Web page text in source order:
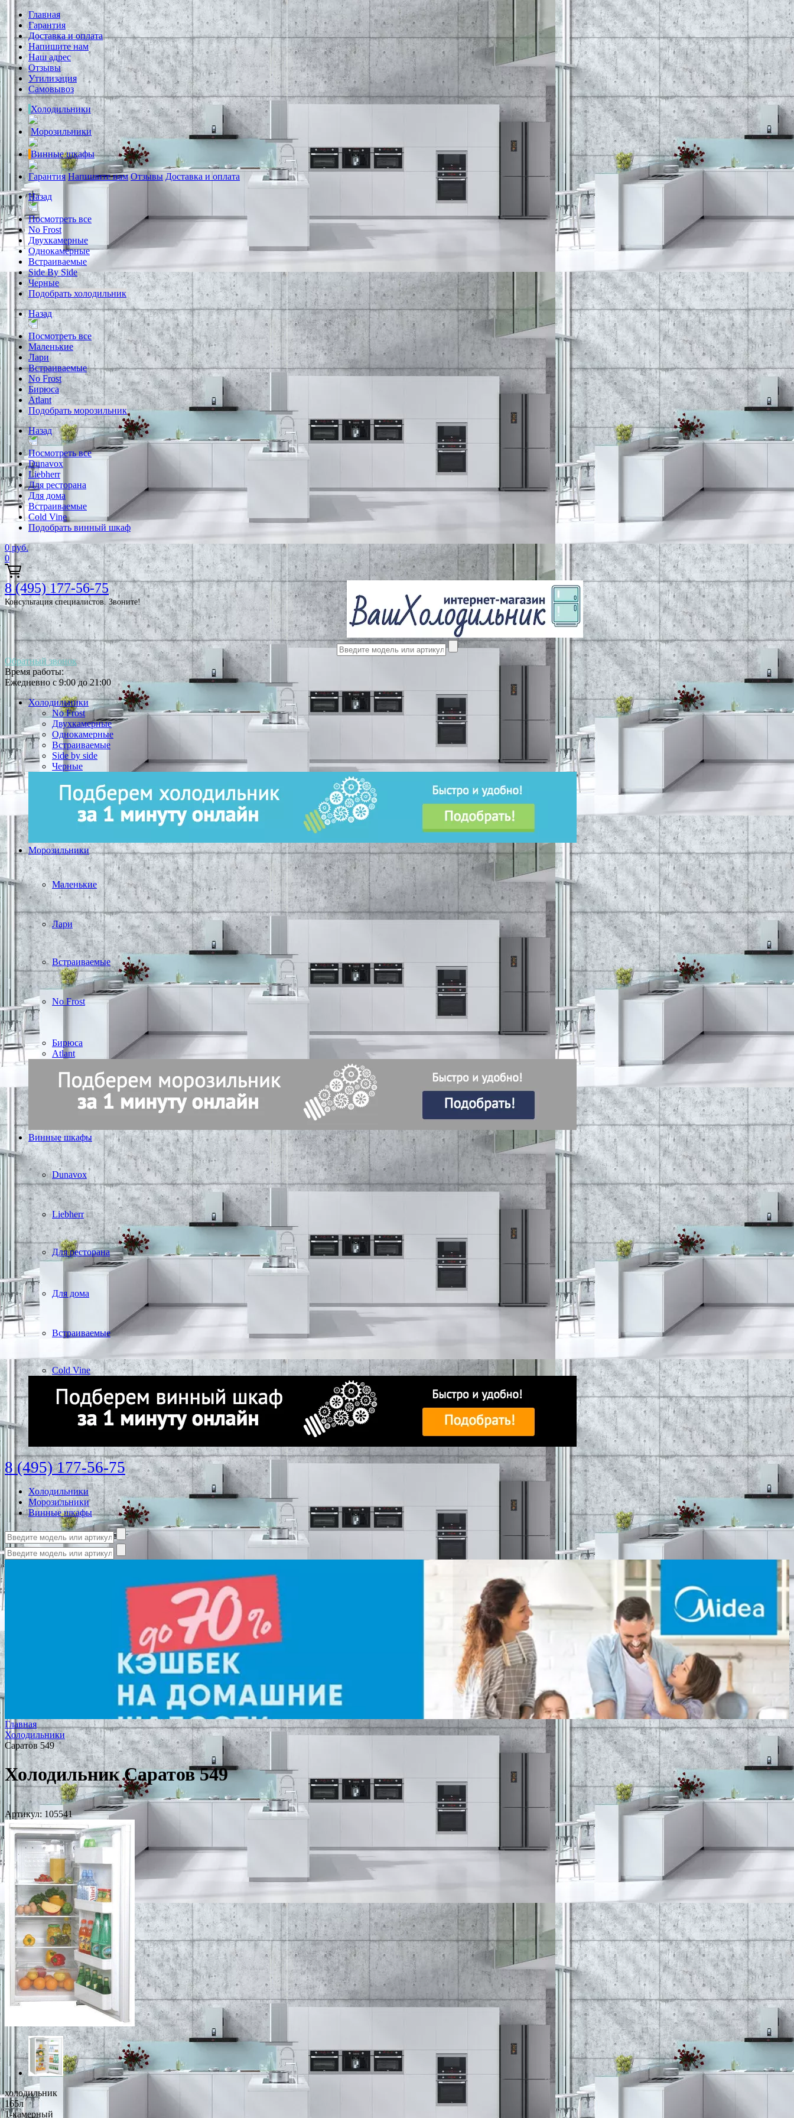
Главная
Гарантия
Доставка и оплата
Напишите нам
Наш адрес
Отзывы
Утилизация
Самовывоз
Холодильники
Морозильники
Винные шкафы
Гарантия Напишите нам Отзывы Доставка и оплата
Назад
Посмотреть все
No Frost
Двухкамерные
Однокамерные
Встраиваемые
Side By Side
Черные
Подобрать холодильник
Назад
Посмотреть все
Маленькие
Лари
Встраиваемые
No Frost
Бирюса
Atlant
Подобрать морозильник
Назад
Посмотреть все
Dunavox
Liebherr
Для ресторана
Для дома
Встраиваемые
Cold Vine
Подобрать винный шкаф
0 руб.
0
8 (495) 177-56-75
Консультация специалистов. Звоните!
Обратный звонок
Время работы:
Ежедневно с 9:00 до 21:00
Холодильники
No Frost
Двухкамерные
Однокамерные
Встраиваемые
Side by side
Черные
Морозильники
Маленькие
Лари
Встраиваемые
No Frost
Бирюса
Atlant
Винные шкафы
Dunavox
Liebherr
Для ресторана
Для дома
Встраиваемые
Cold Vine
8 (495) 177-56-75
Холодильники
Морозильники
Винные шкафы
Главная
Холодильники
Саратов 549
Холодильник Саратов 549
Артикул: 105541
холодильник
165л
1-камерный